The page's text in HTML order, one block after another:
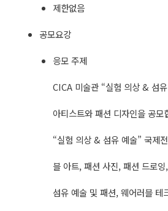
제한없음
공모요강
응모 주제
CICA 미술관 “실험 의상 & 섬
아티스트와 패션 디자인을 공모
“실험 의상 & 섬유 예술” 국제
블 아트, 패션 사진, 패션 드로
섬유 예술 및 패션, 웨어러블 테